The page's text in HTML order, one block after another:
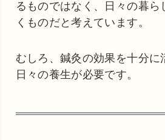
るものではなく、日々の暮ら
くものだと考えています。
むしろ、鍼灸の効果を十分に
日々の養生が必要です。